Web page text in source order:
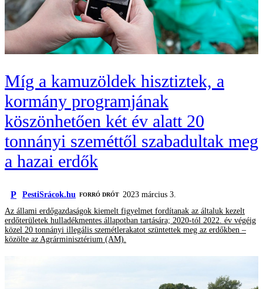
Míg a kamuzöldek hisztiztek, a
kormány programjának
köszönhetően két év alatt 20
tonnányi szeméttől szabadultak meg
a hazai erdők
P PestiSrácok.hu FORRÓ DRÓT
2023 március 3.
Az állami erdőgazdaságok kiemelt figyelmet fordítanak az általuk kezelt
erdőterületek hulladékmentes állapotban tartására; 2020-tól 2022. év végéig
közel 20 tonnányi illegális szemétlerakatot szüntettek meg az erdőkben –
közölte az Agrárminisztérium (AM).